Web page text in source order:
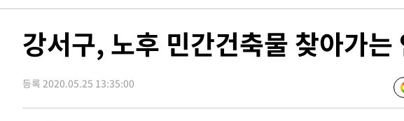
3시간 전 >[속보]코스닥, 2.86포인트(0.36%) 내린 798.81마감
3시간 전 >[속보]코스피, 6200선 약보합…0.60% 내린 6258.77에 마쳐
3시간 전 >
[속보]원·달러 환율, 7.7원 내린 1416.1원 마감
4시간 전 >[속보]종합특검, '계엄 수용공간 확보' 신용해 前교정본부장 기소
4시간 전 >외신들도 주목한 韓축구 파문…"국민적 공분에 수사 재개"
강서구, 노후 민간건축물 찾아가는
등록 2020.05.25 13:35:00